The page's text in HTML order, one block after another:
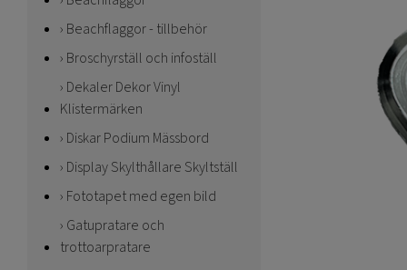
Beachflaggor - tillbehör
Broschyrställ och infoställ
Dekaler Dekor Vinyl
Klistermärken
Diskar Podium Mässbord
Display Skylthållare Skyltställ
Fototapet med egen bild
Gatupratare och
trottoarpratare